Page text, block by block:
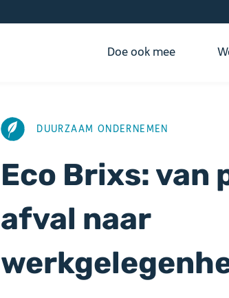
Doe ook mee
AFBEELDINGDUURZAAM ONDERNEMEN
Eco Brixs: van
afval naar